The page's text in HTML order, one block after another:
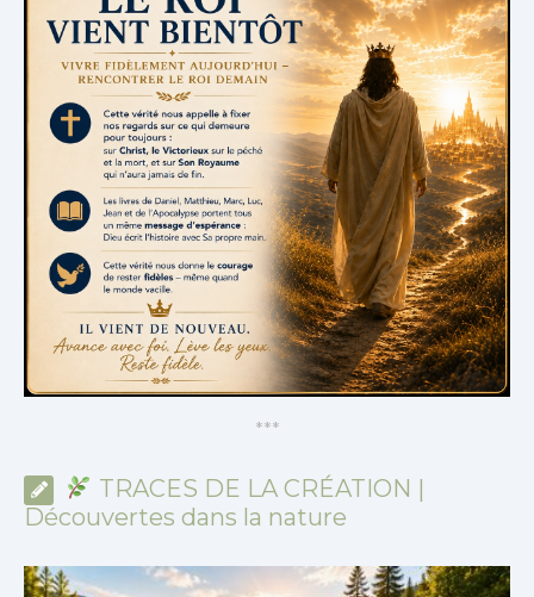
***
TRACES DE LA CRÉATION |
Découvertes dans la nature